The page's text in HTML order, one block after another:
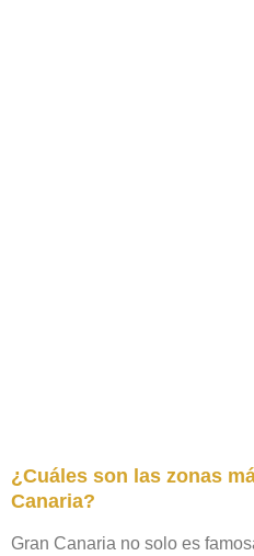
¿Cuáles son las zonas
Canaria?
Gran Canaria no solo es